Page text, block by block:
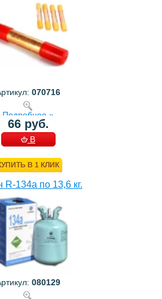
070716
Подробнее »
66 руб.
В
В 1 КЛИК
R-134a по 13,6 кг.
080129